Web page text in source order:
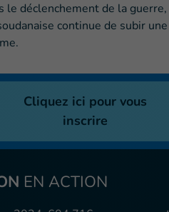
le déclenchement de la guerre,
continue de subir une
Cliquez ici pour vous
inscrire
EN ACTION